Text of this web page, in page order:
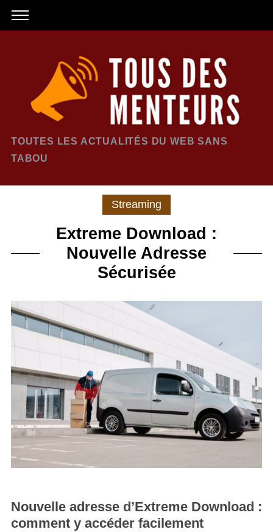
TOUTES LES ACTUALITÉS DU WEB SANS
TABOU
Streaming
Extreme Download :
Nouvelle Adresse
Sécurisée
Nouvelle adresse d’Extreme Download :
comment y accéder facilement